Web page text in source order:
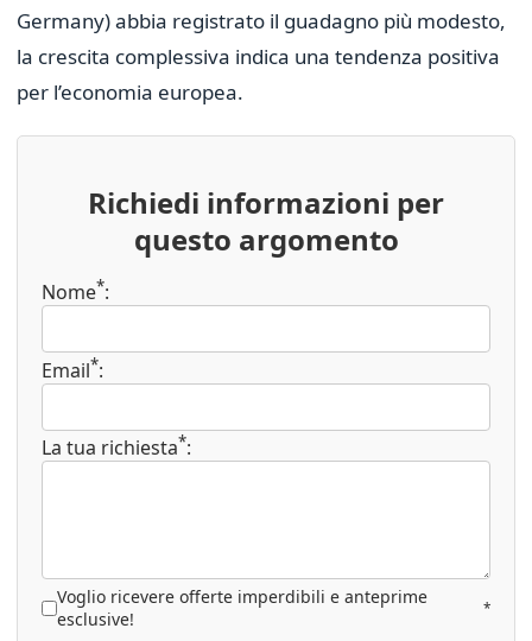
Germany) abbia registrato il guadagno più modesto,
la crescita complessiva indica una tendenza positiva
per l’economia europea.
Richiedi informazioni per
questo argomento
Nome*:
Email*:
La tua richiesta*:
Voglio ricevere offerte imperdibili e anteprime
esclusive!
*